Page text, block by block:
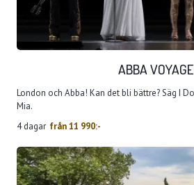
ABBA VOYAGE
London och Abba! Kan det bli bättre? Säg I
Mia.
4 dagar från11 990:-